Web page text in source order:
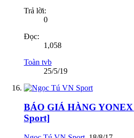
Trả lời:
0
Đọc:
1,058
Toàn tvb
25/5/19
BÁO GIÁ HÀNG
Sport]